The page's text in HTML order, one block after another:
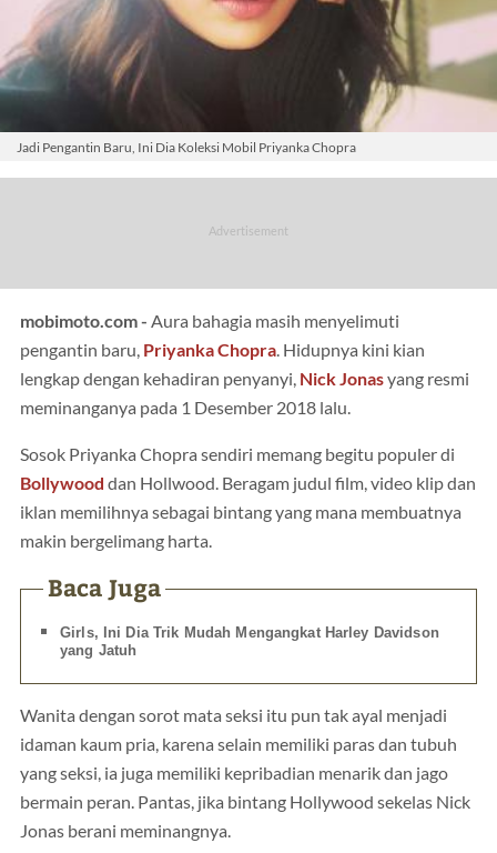
Jadi Pengantin Baru, Ini Dia Koleksi Mobil Priyanka Chopra
mobimoto.com - Aura bahagia masih menyelimuti
pengantin baru, Priyanka Chopra. Hidupnya kini kian
lengkap dengan kehadiran penyanyi, Nick Jonasyang resmi
meminanganya pada 1 Desember 2018 lalu.
Sosok Priyanka Chopra sendiri memang begitu populer di
Bollywood dan Hollwood. Beragam judul film, video klip dan
iklan memilihnya sebagai bintang yang mana membuatnya
makin bergelimang harta.
Baca Juga
Girls, Ini Dia Trik Mudah Mengangkat Harley Davidson
yang Jatuh
Wanita dengan sorot mata seksi itu pun tak ayal menjadi
idaman kaum pria, karena selain memiliki paras dan tubuh
yang seksi, ia juga memiliki kepribadian menarik dan jago
bermain peran. Pantas, jika bintang Hollywood sekelas Nick
Jonas berani meminangnya.